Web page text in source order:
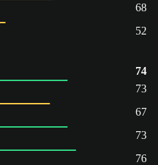
68
52
74
73
67
73
76